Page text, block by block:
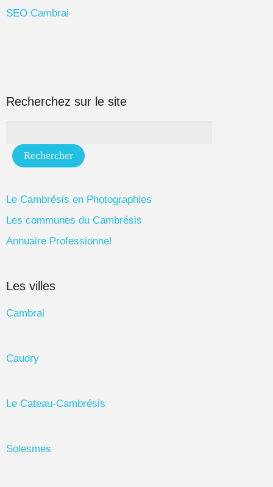
SEO Cambrai
Recherchez sur le site
Le Cambrésis en Photographies
Les communes du Cambrésis
Annuaire Professionnel
Les villes
Cambrai
Caudry
Le Cateau-Cambrésis
Solesmes